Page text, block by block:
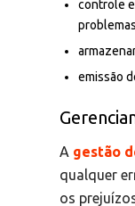
controle
emissão
A gestão
qualquer
os